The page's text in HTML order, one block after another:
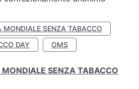
MONDIALE SENZA TABACCO
DAY
OMS
SENZA TABACCO